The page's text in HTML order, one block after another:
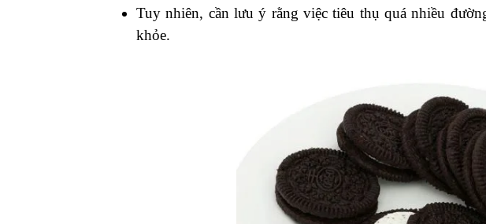
Tuy nhiên, cần lưu ý rằng việc tiêu thụ quá nhiều
khỏe.